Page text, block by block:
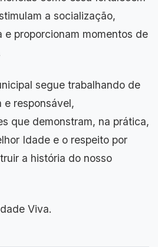
a socialização,
e proporcionam momentos de
segue trabalhando de
e responsável,
que demonstram, na prática,
Idade e o respeito por
a história do nosso
Viva.